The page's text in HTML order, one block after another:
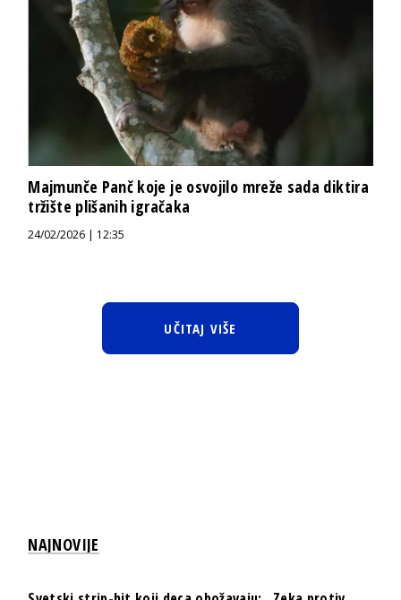
Majmunče Panč koje je osvojilo mreže sada diktira
tržište plišanih igračaka
24/02/2026 | 12:35
UČITAJ VIŠE
NAJNOVIJE